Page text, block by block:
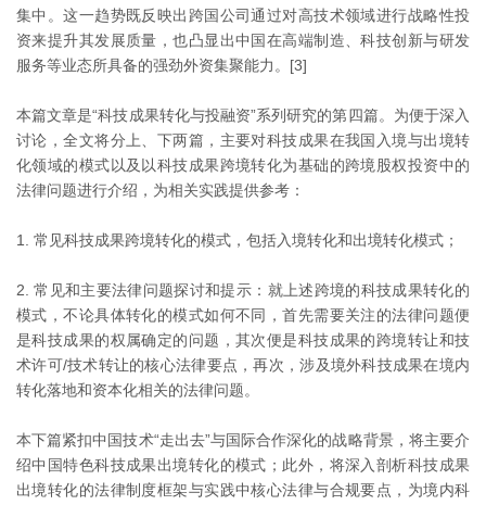
集中。这一趋势既反映出跨国公司通过对高技术领域进行战略性投
资来提升其发展质量，也凸显出中国在高端制造、科技创新与研发
服务等业态所具备的强劲外资集聚能力。[3]
本篇文章是“科技成果转化与投融资”系列研究的第四篇。为便于深入
讨论，全文将分上、下两篇，主要对科技成果在我国入境与出境转
化领域的模式以及以科技成果跨境转化为基础的跨境股权投资中的
法律问题进行介绍，为相关实践提供参考：
常见科技成果跨境转化的模式，包括入境转化和出境转化模式；
常见和主要法律问题探讨和提示：就上述跨境的科技成果转化的
模式，不论具体转化的模式如何不同，首先需要关注的法律问题便
是科技成果的权属确定的问题，其次便是科技成果的跨境转让和技
术许可/技术转让的核心法律要点，再次，涉及境外科技成果在境内
转化落地和资本化相关的法律问题。
本下篇紧扣中国技术“走出去”与国际合作深化的战略背景，将主要介
绍中国特色科技成果出境转化的模式；此外，将深入剖析科技成果
出境转化的法律制度框架与实践中核心法律与合规要点，为境内科